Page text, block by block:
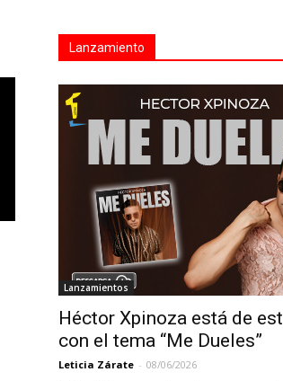
Lanzamiento
Lanzamientos
Héctor Xpinoza está de
con el tema “Me Dueles”
Leticia Zárate - 08/06/2026